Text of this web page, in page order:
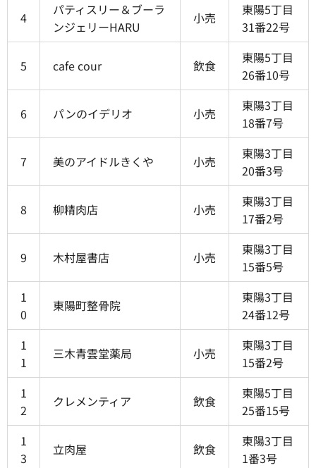
4
パティスリー＆ブーラ
ンジェリーHARU
小売
東陽5丁目
31番22号
5 cafe cour 飲食
東陽5丁目
26番10号
6 パンのイデリオ 小売
東陽3丁目
18番7号
7 美のアイドルきくや 小売
東陽3丁目
20番3号
8 柳精肉店 小売
東陽3丁目
17番2号
9 木村屋書店 小売
東陽3丁目
15番5号
1
0
東陽町整骨院
東陽3丁目
24番12号
1
1
三木青雲堂薬局 小売
東陽3丁目
15番2号
1
2
クレメンティア 飲食
東陽5丁目
25番15号
1
3
立肉屋 飲食
東陽3丁目
1番3号